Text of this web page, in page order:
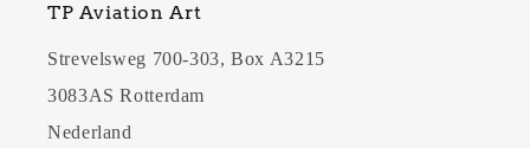
TP Aviation Art
Strevelsweg 700-303, Box A3215
3083AS Rotterdam
Nederland